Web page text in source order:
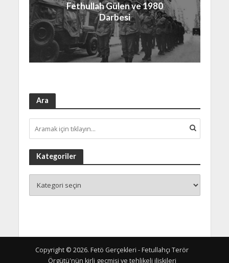
Fethullah Gülen ve 1980
Darbesi
Ara
Kategoriler
Copyright © 2026. Fetö Gerçekleri - Fetullahçı Terör
Örgütü'nün kirli geçmişi ve tehlikeli ilişkileri